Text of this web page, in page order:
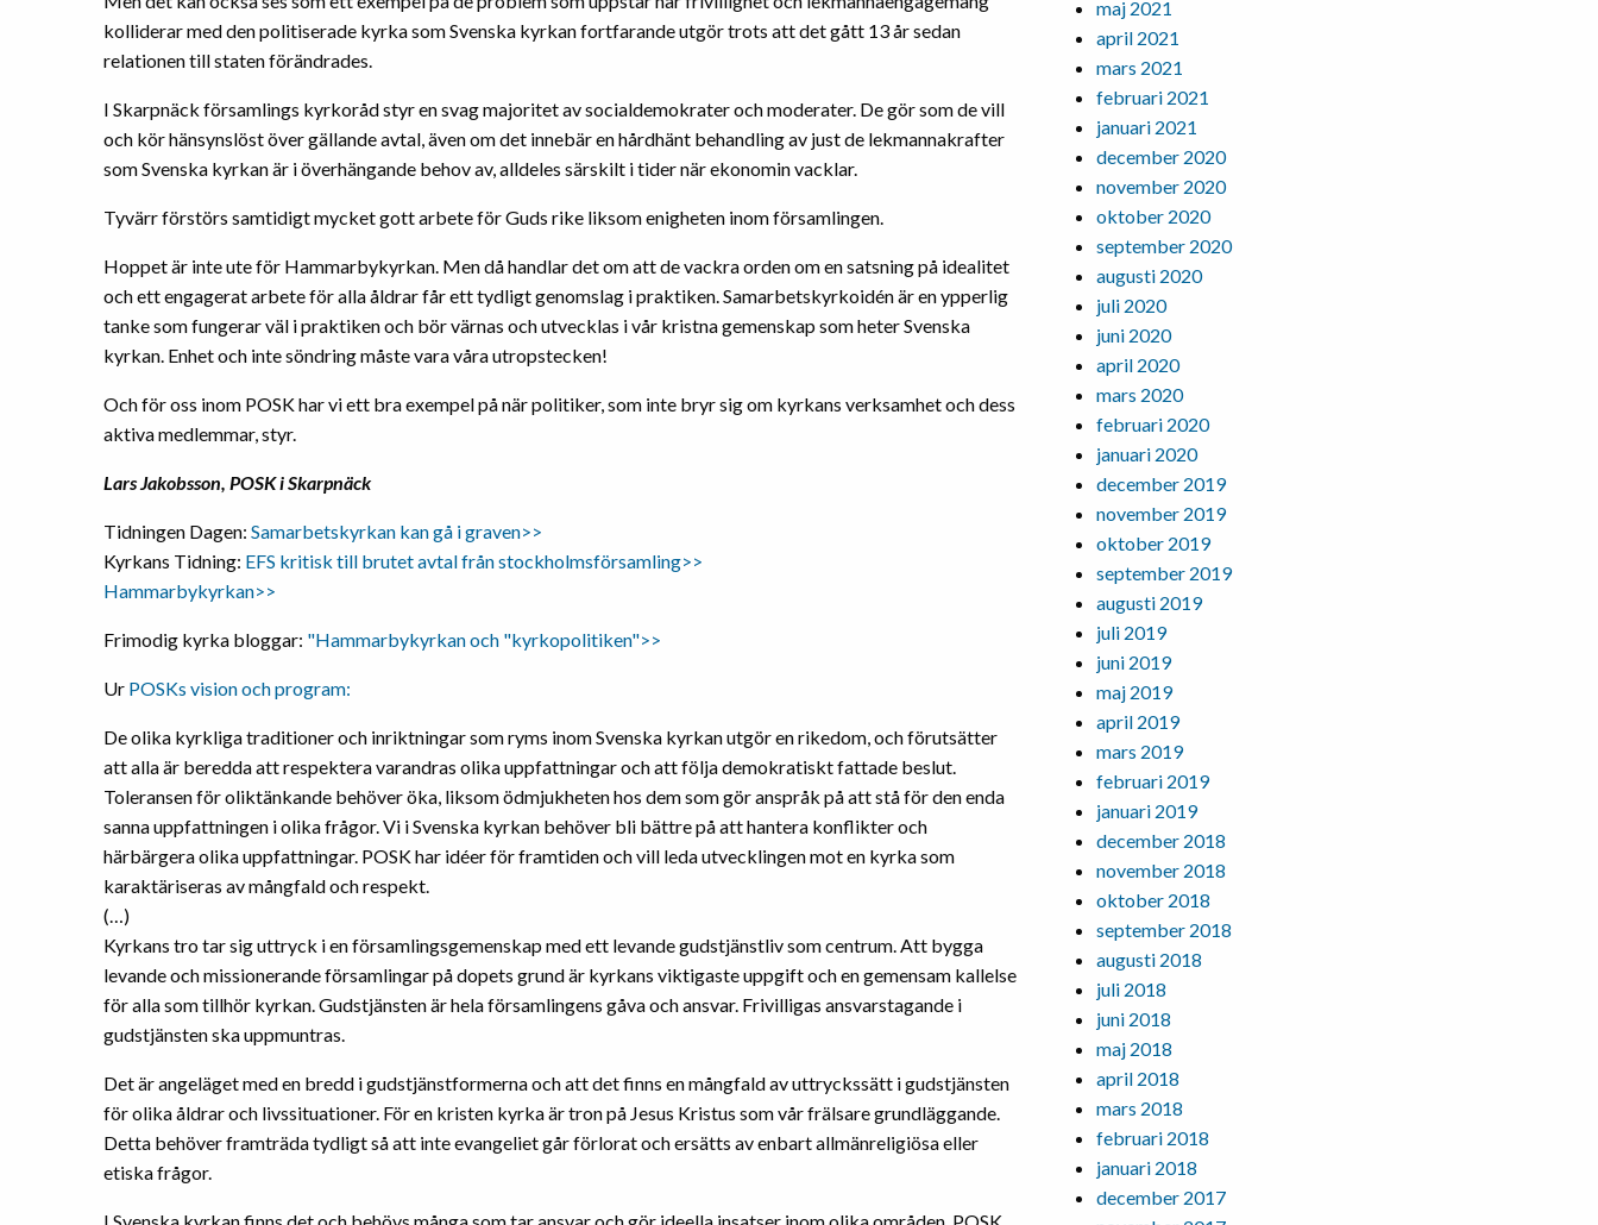
kolliderar med den politiserade kyrka som Svenska kyrkan fortfarande utgör trots att det gått 13 år sedan
relationen till staten förändrades.
I Skarpnäck församlings kyrkoråd styr en svag majoritet av socialdemokrater och moderater. De gör som de vill
och kör hänsynslöst över gällande avtal, även om det innebär en hårdhänt behandling av just de lekmannakrafter
som Svenska kyrkan är i överhängande behov av, alldeles särskilt i tider när ekonomin vacklar.
Tyvärr förstörs samtidigt mycket gott arbete för Guds rike liksom enigheten inom församlingen.
Hoppet är inte ute för Hammarbykyrkan. Men då handlar det om att de vackra orden om en satsning på idealitet
och ett engagerat arbete för alla åldrar får ett tydligt genomslag i praktiken. Samarbetskyrkoidén är en ypperlig
tanke som fungerar väl i praktiken och bör värnas och utvecklas i vår kristna gemenskap som heter Svenska
kyrkan. Enhet och inte söndring måste vara våra utropstecken!
Och för oss inom POSK har vi ett bra exempel på när politiker, som inte bryr sig om kyrkans verksamhet och dess
aktiva medlemmar, styr.
Lars Jakobsson, POSK i Skarpnäck
Tidningen Dagen: Samarbetskyrkan kan gå i graven>>
Kyrkans Tidning: EFS kritisk till brutet avtal från stockholmsförsamling>>
Hammarbykyrkan>>
Frimodig kyrka bloggar: "Hammarbykyrkan och "kyrkopolitiken">>
Ur POSKs vision och program:
De olika kyrkliga traditioner och inriktningar som ryms inom Svenska kyrkan utgör en rikedom, och förutsätter
att alla är beredda att respektera varandras olika uppfattningar och att följa demokratiskt fattade beslut.
Toleransen för oliktänkande behöver öka, liksom ödmjukheten hos dem som gör anspråk på att stå för den enda
sanna uppfattningen i olika frågor. Vi i Svenska kyrkan behöver bli bättre på att hantera konflikter och
härbärgera olika uppfattningar. POSK har idéer för framtiden och vill leda utvecklingen mot en kyrka som
karaktäriseras av mångfald och respekt.
(…)
Kyrkans tro tar sig uttryck i en församlingsgemenskap med ett levande gudstjänstliv som centrum. Att bygga
levande och missionerande församlingar på dopets grund är kyrkans viktigaste uppgift och en gemensam kallelse
för alla som tillhör kyrkan. Gudstjänsten är hela församlingens gåva och ansvar. Frivilligas ansvarstagande i
gudstjänsten ska uppmuntras.
Det är angeläget med en bredd i gudstjänstformerna och att det finns en mångfald av uttryckssätt i gudstjänsten
för olika åldrar och livssituationer. För en kristen kyrka är tron på Jesus Kristus som vår frälsare grundläggande.
Detta behöver framträda tydligt så att inte evangeliet går förlorat och ersätts av enbart allmänreligiösa eller
etiska frågor.
maj 2021
april 2021
mars 2021
februari 2021
januari 2021
december 2020
november 2020
oktober 2020
september 2020
augusti 2020
juli 2020
juni 2020
april 2020
mars 2020
februari 2020
januari 2020
december 2019
november 2019
oktober 2019
september 2019
augusti 2019
juli 2019
juni 2019
maj 2019
april 2019
mars 2019
februari 2019
januari 2019
december 2018
november 2018
oktober 2018
september 2018
augusti 2018
juli 2018
juni 2018
maj 2018
april 2018
mars 2018
februari 2018
januari 2018
december 2017